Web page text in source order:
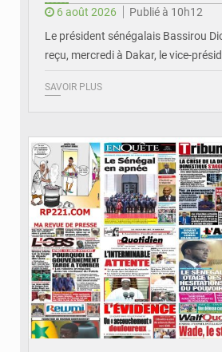
6 août 2026
Publié à 10h12
Le président sénégalais Bassirou
reçu, mercredi à Dakar, le vice-
SAVOIR PLUS